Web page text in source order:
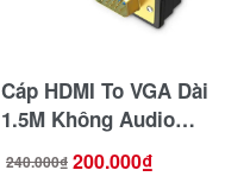
Cáp HDMI To VGA Dài
1.5M Không Audio
Jasoz T-G121
240.000₫
Giá
gốc 200.000₫
Giá
hiện